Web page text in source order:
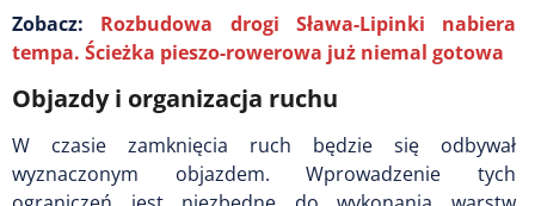
Zobacz: Rozbudowa drogi Sława-Lipinki nabiera
tempa. Ścieżka pieszo-rowerowa już niemal gotowa
Objazdy i organizacja ruchu
W czasie zamknięcia ruch będzie się odbywał
wyznaczonym objazdem. Wprowadzenie tych